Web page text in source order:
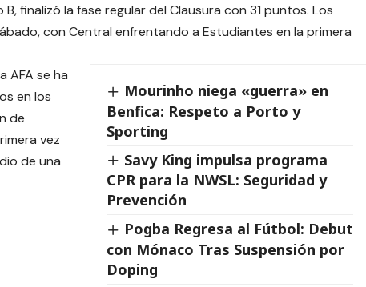
finalizó la fase regular del Clausura con 31 puntos. Los
con Central enfrentando a Estudiantes en la primera
Mourinho niega «guerra» en
Benfica: Respeto a Porto y
Sporting
Savy King impulsa programa
CPR para la NWSL: Seguridad y
Prevención
Pogba Regresa al Fútbol: Debut
con Mónaco Tras Suspensión por
Doping
AFA se ha
en los
de
vez
de una